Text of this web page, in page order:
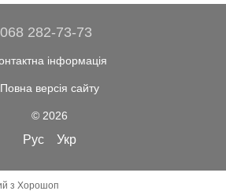
068 282-73-73
інформація
Повна версія сайту
© 2026
Рус Укр
з Хорошоп